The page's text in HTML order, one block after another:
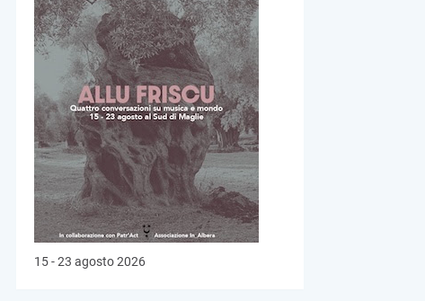
15 - 23 agosto 2026